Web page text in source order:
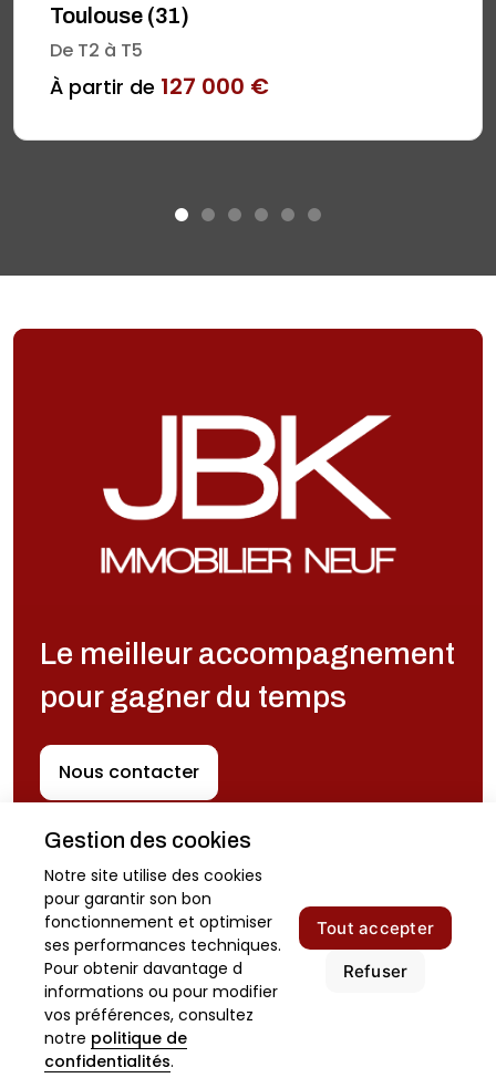
Toulouse (31)
De T2 à T5
À partir de 127 000 €
Le meilleur accompagnement
pour gagner du temps
Nous contacter
Contact
Mentions légales
Politique de confidentialité
Propulsé par
Gestion des cookies
Notre site utilise des cookies
pour garantir son bon
fonctionnement et optimiser
ses performances techniques.
Pour obtenir davantage d
informations ou pour modifier
vos préférences, consultez
notre politique de
confidentialités.
Tout accepter
Refuser